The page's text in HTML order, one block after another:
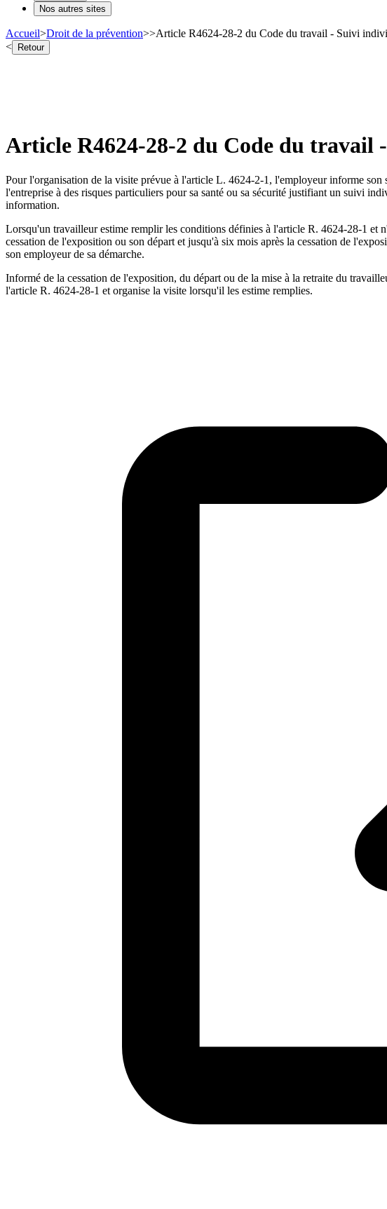
Nos autres sites
Accueil>Droit de la prévention>>Article R4624-28-2 du Code du travail - Suivi
< Retour
Article R4624-28-2 du Code du travail
Pour l'organisation de la visite prévue à l'article L. 4624-2-1, l'employeur informe son
l'entreprise à des risques particuliers pour sa santé ou sa sécurité justifiant un suivi
information.
Lorsqu'un travailleur estime remplir les conditions définies à l'article R. 4624-28-1 et
cessation de l'exposition ou son départ et jusqu'à six mois après la cessation de
son employeur de sa démarche.
Informé de la cessation de l'exposition, du départ ou de la mise à la retraite du
l'article R. 4624-28-1 et organise la visite lorsqu'il les estime remplies.